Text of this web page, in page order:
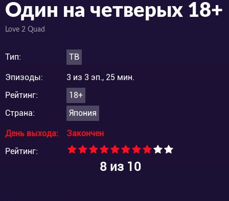
Один на четверых 18+
Love 2 Quad
Тип: ТВ
Эпизоды:
3 из 3 эп., 25 мин.
Рейтинг:
18+
Страна:
Япония
День выхода:
Закончен
Рейтинг:
8из 10